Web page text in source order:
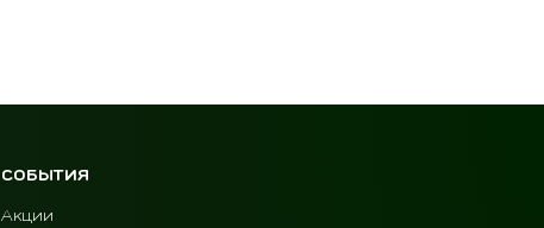
СОБЫТИЯ
Акции